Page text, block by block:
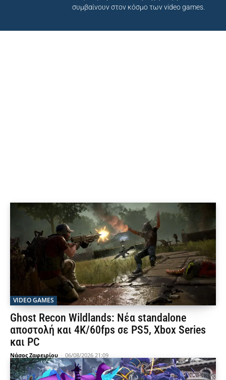
συμβαίνουν στον κόσμο των video games.
VIDEO GAMES
Ghost Recon Wildlands: Νέα standalone
αποστολή και 4K/60fps σε PS5, Xbox Series
και PC
Νάσος Ζαφειρίου - 06/08/2026 21:09